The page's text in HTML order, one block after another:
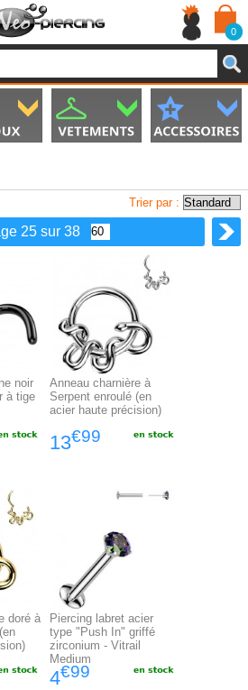
0
Trier par :
25 sur 38
noir
à tige
Anneau charnière à
Serpent enroulé (en
acier haute précision)
13€99
doré à
Piercing labret acier
type "Push In" griffé
zirconium - Vitrail
Medium
4€99